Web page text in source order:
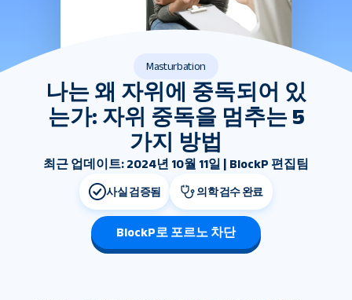
Masturbation
나는 왜 자위에 중독되어 있
는가: 자위 중독을 멈추는 5
가지 방법
최근 업데이트: 2024년 10월 11일 | BlockP 편집팀
사실 검증됨 의학 검수 완료
BlockP로 포르노 차단